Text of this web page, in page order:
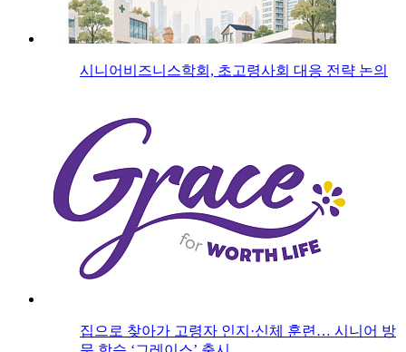
시니어비즈니스학회, 초고령사회 대응 전략 논의
집으로 찾아가 고령자 인지·신체 훈련… 시니어 방